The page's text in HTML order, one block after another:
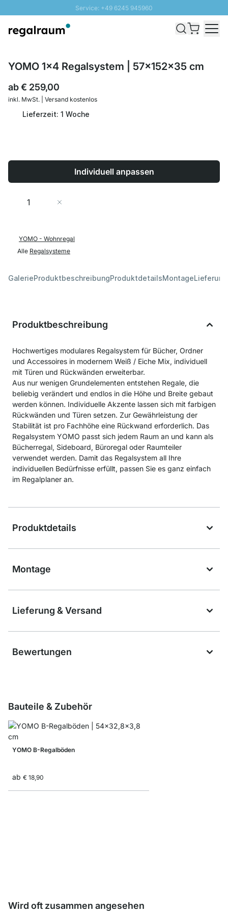
Service: +49 6245 945960
Schnelle Lieferung - Gratis Versand ab 100€
YOMO 1x4 Regalsystem | 57x152x35 cm
ab€ 259,00
inkl. MwSt. | Versand kostenlos
Lieferzeit: 1 Woche
Individuell anpassen
Menge
YOMO - Wohnregal
Alle Regalsysteme
GalerieProduktbeschreibungProduktdetailsMontage
Produktbeschreibung
Hochwertiges modulares Regalsystem für Bücher, Ordner
und Accessoires in modernem Weiß / Eiche Mix, individuell
mit Türen und Rückwänden erweiterbar.
Aus nur wenigen Grundelementen entstehen Regale, die
beliebig verändert und endlos in die Höhe und Breite gebaut
werden können. Individuelle Akzente lassen sich mit farbigen
Rückwänden und Türen setzen. Zur Gewährleistung der
Stabilität ist pro Fachhöhe eine Rückwand erforderlich. Das
Regalsystem YOMO passt sich jedem Raum an und kann als
Bücherregal, Sideboard, Büroregal oder Raumteiler
verwendet werden. Damit das Regalsystem all Ihre
individuellen Bedürfnisse erfüllt, passen Sie es ganz einfach
im Regalplaner an.
Produktdetails
Montage
Lieferung & Versand
Bewertungen
Bauteile & Zubehör
YOMO B-Regalböden
ab € 18,90
Wird oft zusammen angesehen